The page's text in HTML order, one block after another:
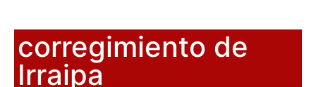
corregimiento de
Irraipa